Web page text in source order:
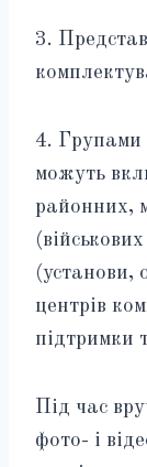
3.
4. Групами
можуть
районних,
(установи,
центрів
підтримки
Під час
фото- і